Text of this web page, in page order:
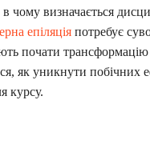
чому визначається
епіляціяпотребує
почати трансформацію
як уникнути побічних
курсу.